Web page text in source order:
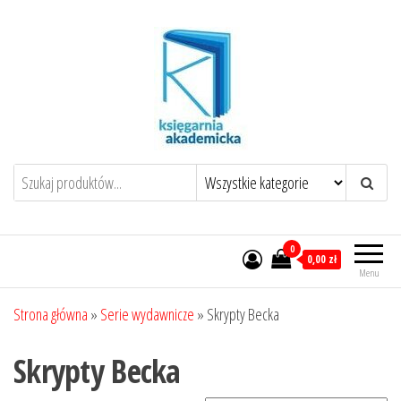
Menu
0
0,00 zł
Strona główna » Serie wydawnicze » Skrypty Becka
Skrypty Becka